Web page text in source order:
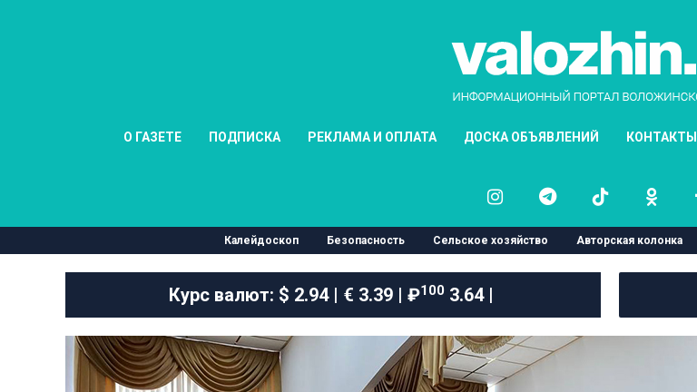
О ГАЗЕТЕ ПОДПИСКА РЕКЛАМА И ОПЛАТА ДОСКА ОБЪЯВЛЕНИЙ КОНТАКТЫ
Калейдоскоп Безопасность Сельское хозяйство Авторская колонка
Курс валют: $ 2.94 | € 3.39 | ₽1003.64 |